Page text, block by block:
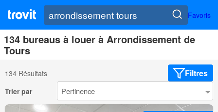
Favoris
134 bureaus à louer à Arrondissement de
Tours
134 Résultats Filtres
Trier par